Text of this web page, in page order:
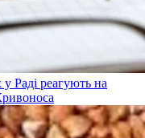
реагують на